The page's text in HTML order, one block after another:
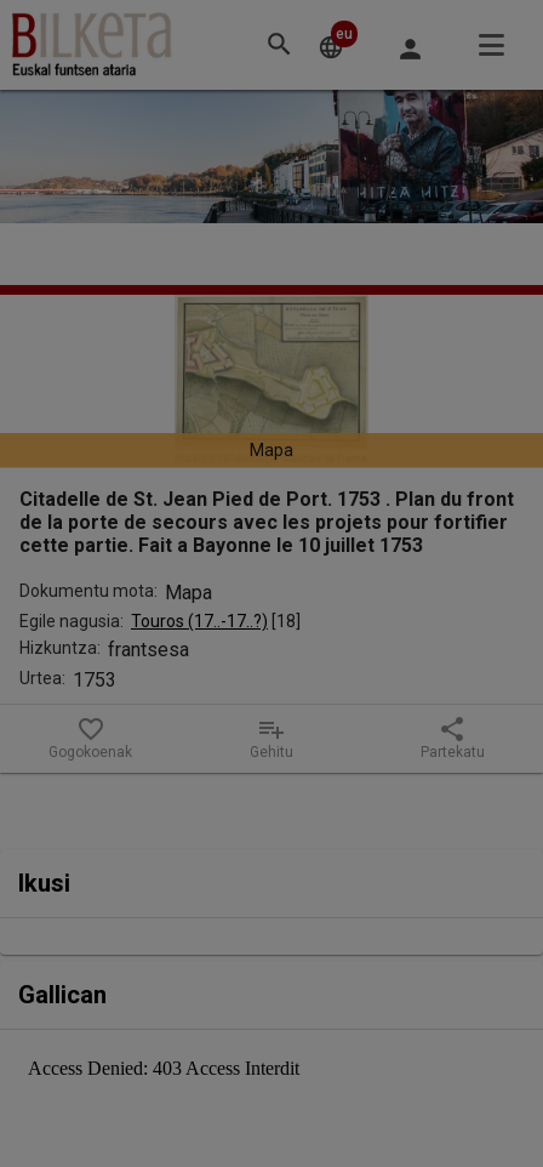
Accéder
au
contenu
principal
language
Hizkuntza
eu person
Jean
Pied
de
Port.
1753
du
de
porte
de
secours
Mapa
Citadelle de St. Jean Pied de Port. 1753 . Plan du front
de la porte de secours avec les projets pour fortifier
cette partie. Fait a Bayonne le 10 juillet 1753
Dokumentu mota: Mapa
Egile nagusia: Touros (17..-17..?) 18
Hizkuntza: frantsesa
Urtea: 1753
favorite_border
Gogokoenak
playlist_add
Gehitu
share
Partekatu
Fitxaren edukia
Ikusi
Gallican